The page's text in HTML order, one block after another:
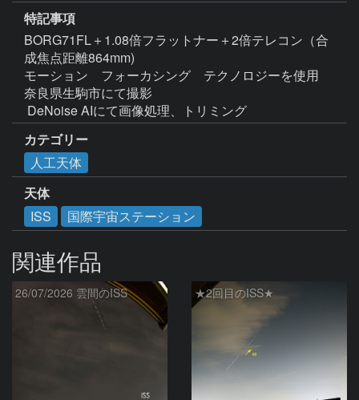
特記事項
BORG71FL＋1.08倍フラットナー＋2倍テレコン（合
成焦点距離864mm)
モーション　フォーカシング　テクノロジーを使用
奈良県生駒市にて撮影
DeNoise AIにて画像処理、トリミング
カテゴリー
人工天体
天体
ISS
国際宇宙ステーション
関連作品
26/07/2026 雲間のISS ★2回目のISS★